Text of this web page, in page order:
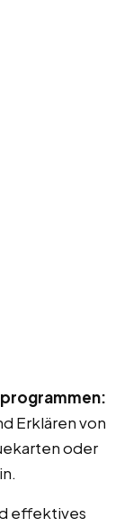
Erklären von
oder
effektives